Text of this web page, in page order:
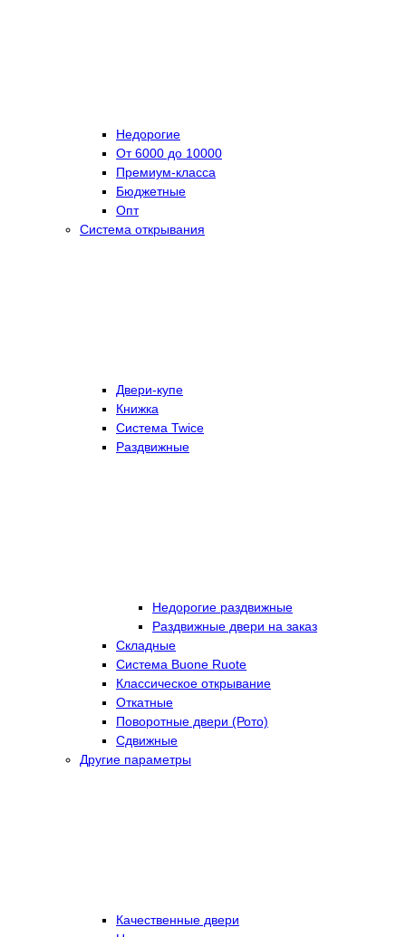
Недорогие
От 6000 до 10000
Премиум-класса
Бюджетные
Опт
Система открывания
Двери-купе
Книжка
Система Twice
Раздвижные
Недорогие раздвижные
Раздвижные двери на заказ
Складные
Cистема Buone Ruote
Классическое открывание
Откатные
Поворотные двери (Рото)
Сдвижные
Другие параметры
Качественные двери